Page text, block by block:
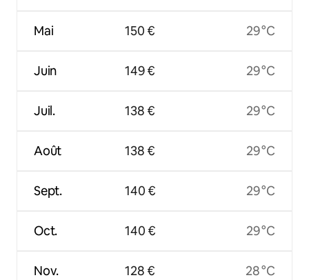
Mai
Juin
Juil.
Août
Sept.
Oct.
Nov.
150 €
149 €
138 €
138 €
140 €
140 €
128 €
29 °C
29 °C
29 °C
29 °C
29 °C
29 °C
28 °C